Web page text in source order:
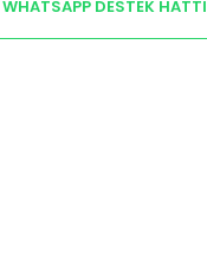
WHATSAPP DESTEK HATTI